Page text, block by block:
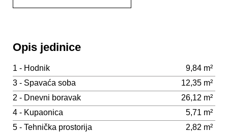
Opis jedinice
1 - Hodnik
9,84 m²
3 - Spavaća soba
12,35 m²
2 - Dnevni boravak
26,12 m²
4 - Kupaonica
5,71 m²
5 - Tehnička prostorija
2,82 m²